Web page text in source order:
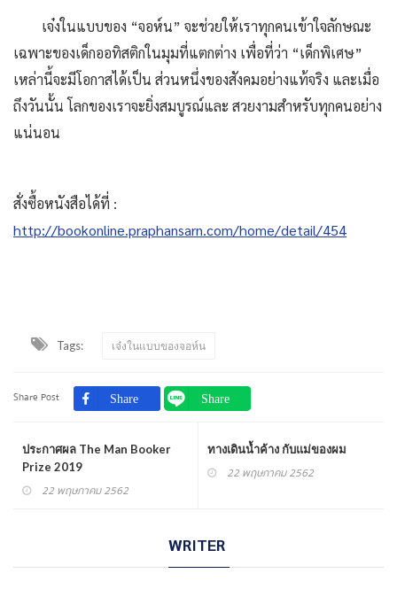
เจ๋งในแบบของ “จอห์น” จะช่วยให้เราทุกคนเข้าใจลักษณะ
เฉพาะของเด็กออทิสติกในมุมที่แตกต่าง เพื่อที่ว่า “เด็กพิเศษ”
เหล่านี้จะมีโอกาสได้เป็น ส่วนหนึ่งของสังคมอย่างแท้จริง และเมื่อ
ถึงวันนั้น โลกของเราจะยิ่งสมบูรณ์และ สวยงามสําหรับทุกคนอย่าง
แน่นอน
สั่งซื้อหนังสือได้ที่ :
http://bookonline.praphansarn.com/home/detail/454
Tags: เจ๋งในแบบของจอห์น
Share Post
ประกาศผล The Man Booker
Prize 2019
22 พฤษภาคม 2562
ทางเดินน้ำค้าง กับแม่ของผม
22 พฤษภาคม 2562
WRITER